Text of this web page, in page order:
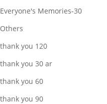
Everyone's Memories-30
Others
thank you 120
thank you 30 ar
thank you 60
thank you 90